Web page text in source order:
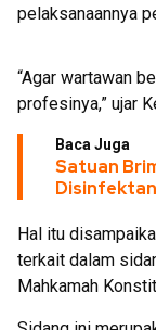
pelaksanaannya
“Agar wartawan
profesinya,” ujar
Baca Juga
Satuan
Hal itu
terkait dalam
Mahkamah